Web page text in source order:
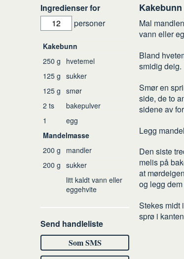
Ingredienser for
personer
Ingredienser
Kakebunn
250 g
hvetemel
125 g
sukker
125 g
smør
2 ts
bakepulver
1
egg
Mandelmasse
200 g
mandler
200 g
sukker
litt kaldt vann eller
eggehvite
Send handleliste
Som SMS
Slik
gjør
du
Kakebunn
Mal
vann eller
Bland
smidig deig.
Smør en
side, de to
sidene av
Legg
Den siste
melis på
at
og legg
Stekes midt
sprø i